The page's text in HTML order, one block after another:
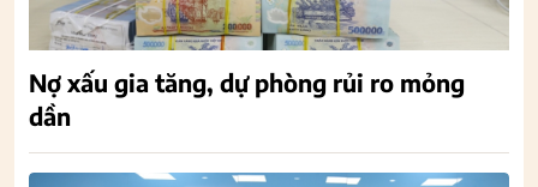
Nợ xấu gia tăng, dự phòng rủi ro mỏng
dần